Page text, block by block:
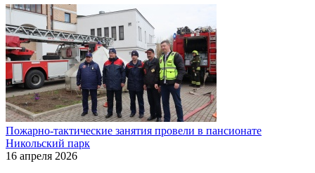
Пожарно-тактические занятия провели в пансионате
Никольский парк
16 апреля 2026